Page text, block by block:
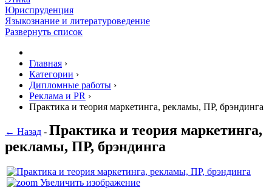
Юриспруденция
Языкознание и литературоведение
Развернуть список
Главная ›
Категории ›
Дипломные работы ›
Реклама и PR ›
Практика и теория маркетинга, рекламы, ПР, брэндинга
← Назад - Практика и теория маркетинга,
рекламы, ПР, брэндинга
Увеличить изображение